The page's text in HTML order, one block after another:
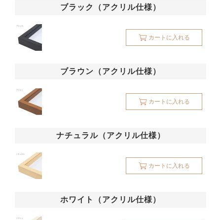
ブラック（アクリル仕様）
カートに入れる
ブラウン（アクリル仕様）
カートに入れる
ナチュラル（アクリル仕様）
カートに入れる
ホワイト（アクリル仕様）